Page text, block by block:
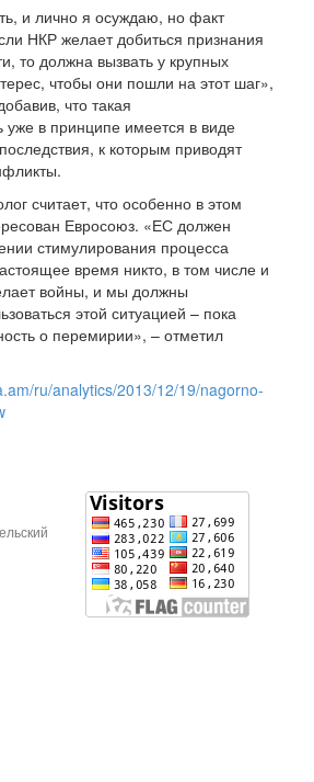
и лично я осуждаю, но факт
НКР желает добиться признания
то должна вызвать у крупных
чтобы они пошли на этот шаг»,
что такая
уже в принципе имеется в виде
к которым приводят
считает, что особенно в этом
Евросоюз. «ЕС должен
стимулирования процесса
время никто, в том числе и
войны, и мы должны
этой ситуацией – пока
о перемирии», – отметил
ru/analytics/2013/12/19/nagorno-